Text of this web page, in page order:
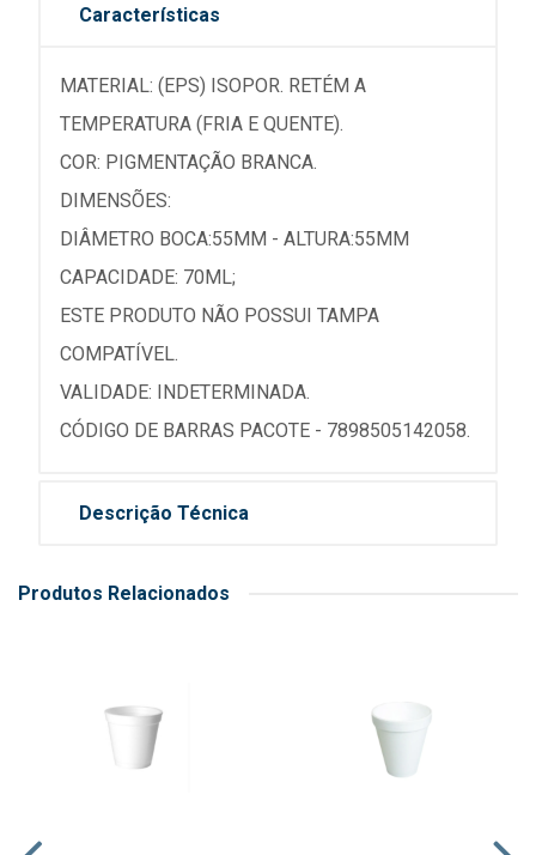
Características
MATERIAL: (EPS) ISOPOR. RETÉM A
TEMPERATURA (FRIA E QUENTE).
COR: PIGMENTAÇÃO BRANCA.
DIMENSÕES:
DIÂMETRO BOCA:55MM - ALTURA:55MM
CAPACIDADE: 70ML;
ESTE PRODUTO NÃO POSSUI TAMPA
COMPATÍVEL.
VALIDADE: INDETERMINADA.
CÓDIGO DE BARRAS PACOTE - 7898505142058.
Descrição Técnica
Produtos Relacionados